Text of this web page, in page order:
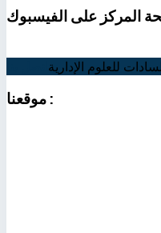
المركز على الفيسبوك
للعلوم الإدارية
: